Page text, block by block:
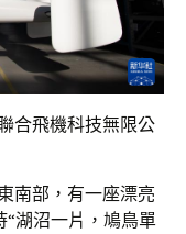
合飛機科技無限公
南部，有一座漂亮
湖沼一片，鳩鳥單